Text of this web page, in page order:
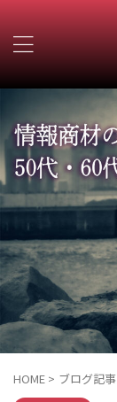
HOME > ブログ記事